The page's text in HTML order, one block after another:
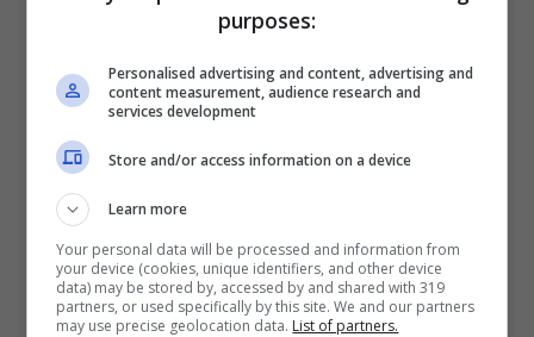
purposes:
Personalised advertising and content, advertising and
content measurement, audience research and
services development
Store and/or access information on a device
Learn more
Your personal data will be processed and information from
your device (cookies, unique identifiers, and other device
data) may be stored by, accessed by and shared with 319
partners, or used specifically by this site. We and our partners
may use precise geolocation data. List of partners.